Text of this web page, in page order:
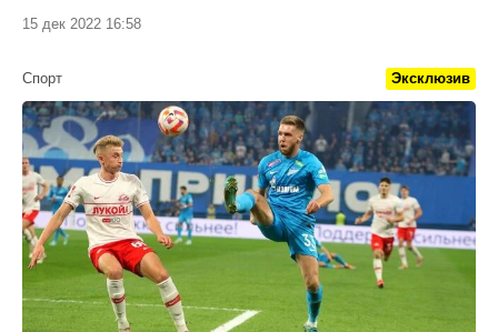
15 дек 2022 16:58
Спорт Эксклюзив